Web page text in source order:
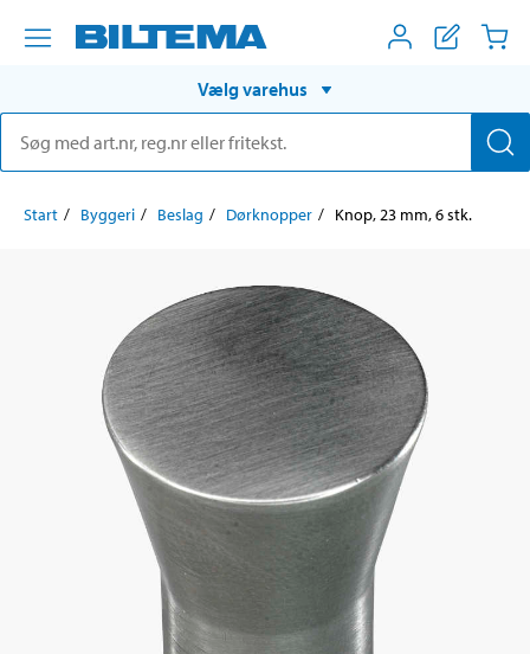
Vælg varehus
Start Byggeri Beslag Dørknopper Knop, 23 mm, 6 stk.